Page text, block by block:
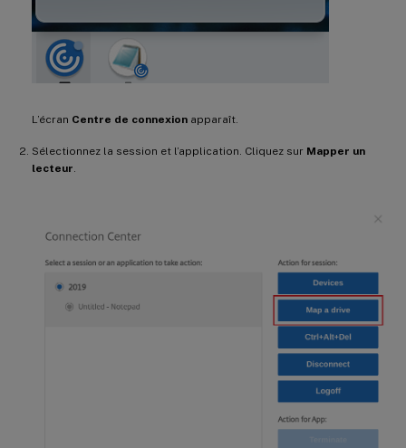
L’écran Centre de connexion apparaît.
Sélectionnez la session et l’application. Cliquez sur Mapper un
lecteur